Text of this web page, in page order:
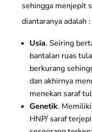
sehingga menjepit
diantaranya adalah :
Usia. Seiring
bantalan ruas
berkurang
dan akhirnya
menekan saraf
Genetik.
HNP/ saraf